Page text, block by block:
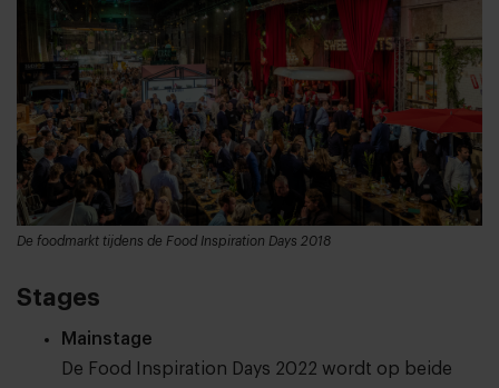
De foodmarkt tijdens de Food Inspiration Days 2018
Stages
Mainstage
De Food Inspiration Days 2022 wordt op beide